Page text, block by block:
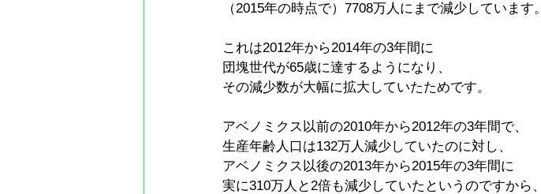
（2015年の時点で）7708万人にまで減少しています。
これは2012年から2014年の3年間に
団塊世代が65歳に達するようになり、
その減少数が大幅に拡大していたためです。
アベノミクス以前の2010年から2012年の3年間で、
生産年齢人口は132万人減少していたのに対し、
アベノミクス以後の2013年から2015年の3年間に
実に310万人と2倍も減少していたというのですから、